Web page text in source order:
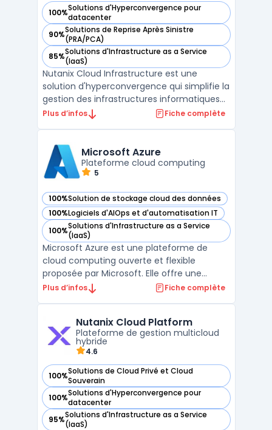
100%Solutions d'Hyperconvergence pour
datacenter
— voir Nutanix Cloud Infrastructure dans cette catégorie
90%Solutions de Reprise Après Sinistre
(PRA/PCA)
— voir Nutanix Cloud Infrastructure dans cette catégorie
85%Solutions d'Infrastructure as a Service
(IaaS)
— voir Nutanix Cloud Infrastructure dans cette catégorie
Nutanix Cloud Infrastructure est une
solution d'hyperconvergence qui simplifie la
gestion des infrastructures informatiques
en intégrant le calcul, le stockage et la
réduire la complexité et les coûts associ ...
Plus d’infos Fiche complète
Microsoft Azure
Plateforme cloud computing
5
100%Solution de stockage cloud des données
— voir Microsoft Azure dans cette catégorie
100%Logiciels d'AIOps et d'automatisation IT
— voir Microsoft Azure dans cette catégorie
100%Solutions d'Infrastructure as a Service
(IaaS)
— voir Microsoft Azure dans cette catégorie
Microsoft Azure est une plateforme de
cloud computing ouverte et flexible
proposée par Microsoft. Elle offre une
approche innovante permettant de réduire
entreprises grâce à une infrastructure
mondiale, des services ...
Plus d’infos Fiche complète
Nutanix Cloud Platform
Plateforme de gestion multicloud
hybride
4.6
100%Solutions de Cloud Privé et Cloud
Souverain
— voir Nutanix Cloud Platform dans cette catégorie
100%Solutions d'Hyperconvergence pour
datacenter
— voir Nutanix Cloud Platform dans cette catégorie
95%Solutions d'Infrastructure as a Service
(IaaS)
— voir Nutanix Cloud Platform dans cette catégorie